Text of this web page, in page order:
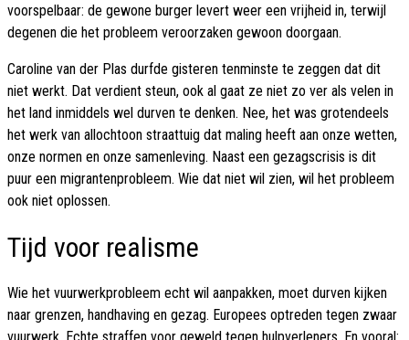
voorspelbaar: de gewone burger levert weer een vrijheid in, terwijl
degenen die het probleem veroorzaken gewoon doorgaan.
Caroline van der Plas durfde gisteren tenminste te zeggen dat dit
niet werkt. Dat verdient steun, ook al gaat ze niet zo ver als velen in
het land inmiddels wel durven te denken. Nee, het was grotendeels
het werk van allochtoon straattuig dat maling heeft aan onze wetten,
onze normen en onze samenleving. Naast een gezagscrisis is dit
puur een migrantenprobleem. Wie dat niet wil zien, wil het probleem
ook niet oplossen.
Tijd voor realisme
Wie het vuurwerkprobleem echt wil aanpakken, moet durven kijken
naar grenzen, handhaving en gezag. Europees optreden tegen zwaar